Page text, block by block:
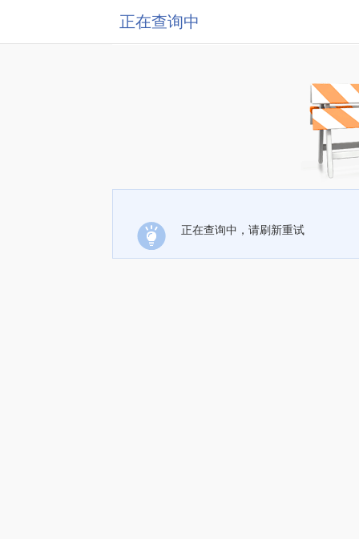
正在查询中
正在查询中，请刷新重试